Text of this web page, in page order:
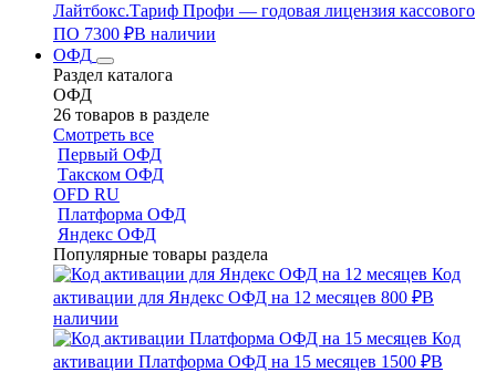
Лайтбокс.Тариф Профи — годовая лицензия кассового
ПО 7300 ₽В наличии
ОФД
Раздел каталога
ОФД
26 товаров в разделе
Смотреть все
Первый ОФД
Такском ОФД
OFD RU
Платформа ОФД
Яндекс ОФД
Популярные товары раздела
Код
активации для Яндекс ОФД на 12 месяцев 800 ₽В
наличии
Код
активации Платформа ОФД на 15 месяцев 1500 ₽В